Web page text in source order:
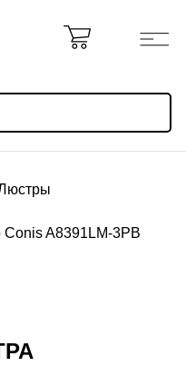
A8391LM-3PB